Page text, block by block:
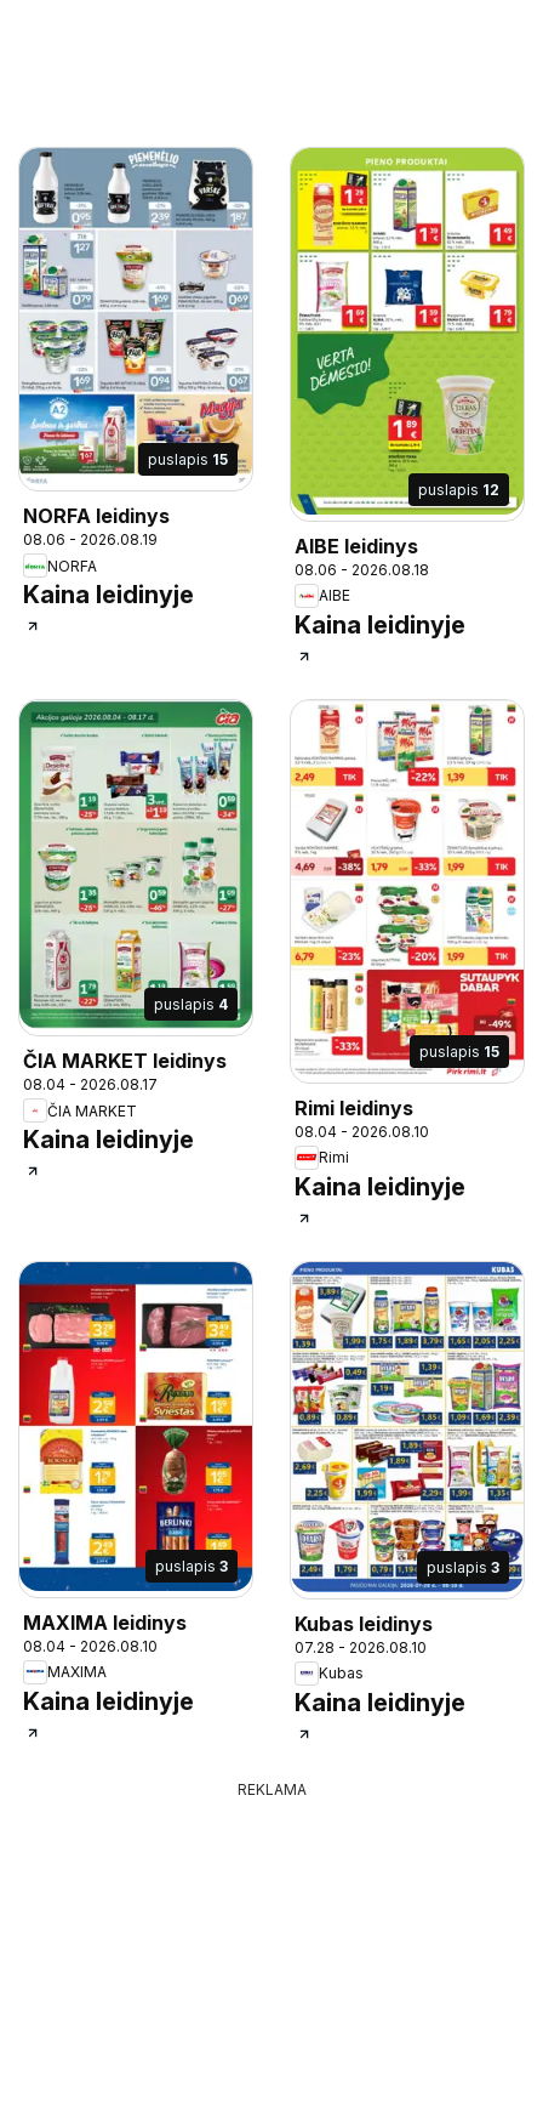
puslapis 15
NORFA leidinys
08.06 - 2026.08.19
NORFA
Kaina leidinyje
puslapis 12
AIBE leidinys
08.06 - 2026.08.18
AIBE
Kaina leidinyje
puslapis 4
ČIA MARKET leidinys
08.04 - 2026.08.17
ČIA MARKET
Kaina leidinyje
puslapis 15
Rimi leidinys
08.04 - 2026.08.10
Rimi
Kaina leidinyje
puslapis 3
MAXIMA leidinys
08.04 - 2026.08.10
MAXIMA
Kaina leidinyje
puslapis 3
Kubas leidinys
07.28 - 2026.08.10
Kubas
Kaina leidinyje
REKLAMA